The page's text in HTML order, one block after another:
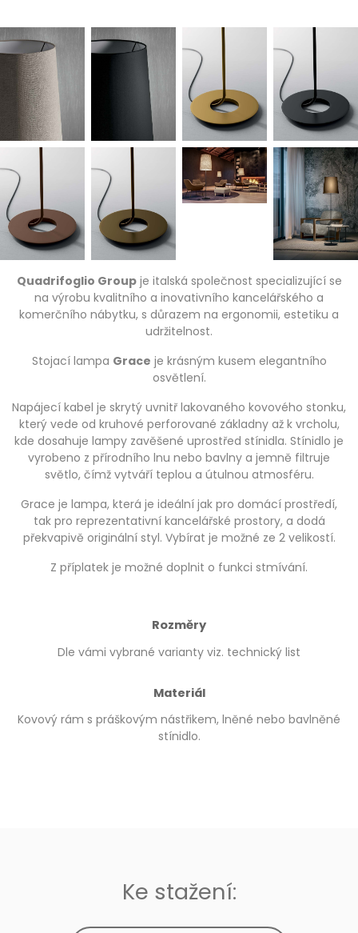
Quadrifoglio Groupje italská společnost specializující se
na výrobu kvalitního a inovativního kancelářského a
komerčního nábytku, s důrazem na ergonomii, estetiku a
udržitelnost.
Stojací lampa Grace je krásným kusem elegantního
osvětlení.
Napájecí kabel je skrytý uvnitř lakovaného kovového stonku,
který vede od kruhové perforované základny až k vrcholu,
kde dosahuje lampy zavěšené uprostřed stínidla. Stínidlo je
vyrobeno z přírodního lnu nebo bavlny a jemně filtruje
světlo, čímž vytváří teplou a útulnou atmosféru.
Grace je lampa, která je ideální jak pro domácí prostředí,
tak pro reprezentativní kancelářské prostory, a dodá
překvapivě originální styl. Vybírat je možné ze 2 velikostí.
Z příplatek je možné doplnit o funkci stmívání.
Rozměry
Dle vámi vybrané varianty viz. technický list
Materiál
Kovový rám s práškovým nástřikem, lněné nebo bavlněné
stínidlo.
Ke stažení: